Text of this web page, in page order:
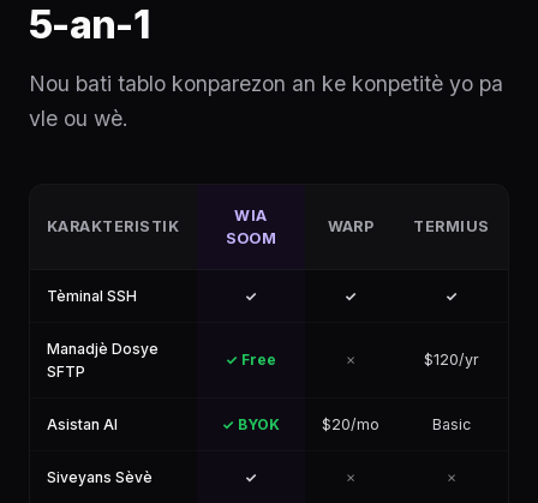
5-an-1
Nou bati tablo konparezon an ke konpetitè yo pa
vle ou wè.
KARAKTERISTIK
WIA
SOOM
WARP TERMIUS
Tèminal SSH ✓ ✓ ✓
Manadjè Dosye
SFTP
✓ Free ✗ $120/yr
Asistan AI ✓ BYOK $20/mo Basic
Siveyans Sèvè ✓ ✗ ✗